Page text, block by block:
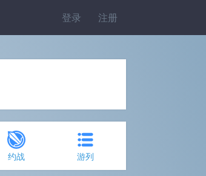
登录 注册
约战 游列